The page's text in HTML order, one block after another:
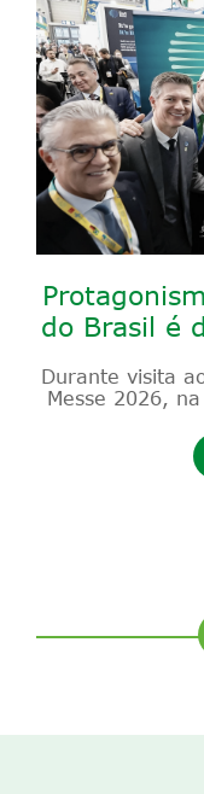
do Brasil é
Durante visita
Messe 2026,